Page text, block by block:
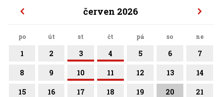
červen 2026
po út st čt pá so ne
1 2 3 4 5 6 7
8 9 10 11 12 13 14
15 16 17 18 19 20 21